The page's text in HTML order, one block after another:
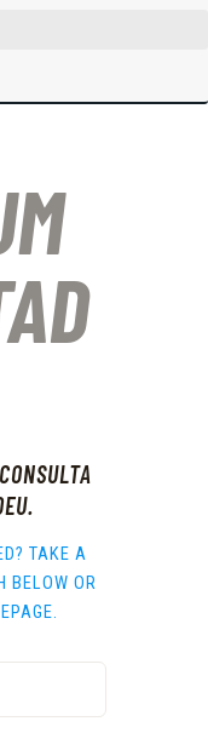
TAKE A
BELOW OR
.